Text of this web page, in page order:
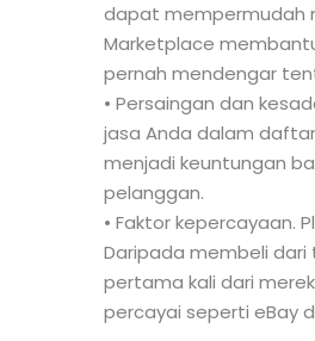
dapat mempermudah
Marketplace
pernah mendengar
• Persaingan dan
jasa Anda dalam
menjadi keuntungan
pelanggan.
• Faktor kepercayaan.
Daripada membeli
pertama kali dari
percayai seperti eBay